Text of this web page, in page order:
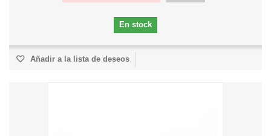
En stock
Añadir a la lista de deseos